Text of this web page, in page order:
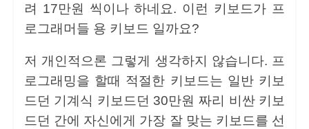
려 17만원 씩이나 하네요. 이런 키보드가 프
로그래머들 용 키보드 일까요?
저 개인적으론 그렇게 생각하지 않습니다. 프
로그래밍을 할때 적절한 키보드는 일반 키보
드던 기계식 키보드던 30만원 짜리 비싼 키보
드던 간에 자신에게 가장 잘 맞는 키보드를 선